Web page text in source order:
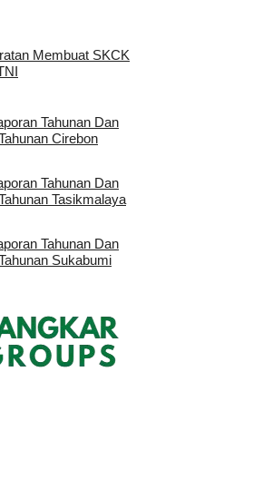
Membuat SKCK
Tahunan Dan
Cirebon
Tahunan Dan
Tasikmalaya
Tahunan Dan
Sukabumi